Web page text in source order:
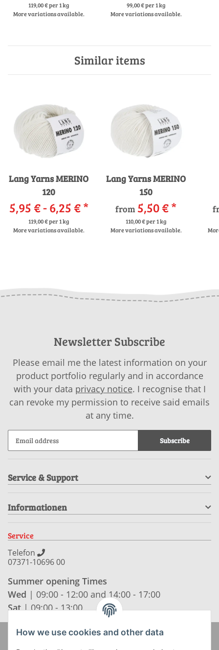
119,00 € per 1 kg
More variations available.
99,00 € per 1 kg
More variations available.
Similar items
Lang Yarns MERINO
120
5,95 € -6,25 €*
119,00 € per 1 kg
More variations available.
Lang Yarns MERINO
150
from 5,50 €*
110,00 € per 1 kg
More variations available.
Newsletter Subscribe
Please email me the latest information on your
product portfolio regularly and in accordance
with your data privacy notice. I recognise that I
can revoke my permission to receive said emails
at any time.
Subscribe
Service & Support
Informationen
Service
Telefon
07371-10696 00
Summer opening Times
Wed | 09:00 - 12:00 and 14:00 - 17:00
Sat | 09:00 - 13:00
How we use cookies and other data